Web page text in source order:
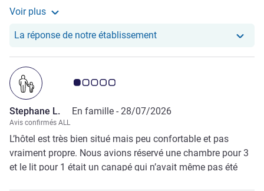
leur réfrigérateur. Petit déjeuner copieux et varié.
L'ascenseur est le point faible ( un seul qui n'accepte que
une personne et une valise en même temps ). Mais dans
l'ensemble , nous sommes très satisfaits du rapport qualité
/prix .
Voir plus
La réponse de notre établissementNotre hôtel a repondu au
Note Avis clients 1.0/5
Stephane L. En famille - 28/07/2026
Avis confirmés ALL
L’hôtel est très bien situé mais peu confortable et pas
vraiment propre. Nous avions réservé une chambre pour 3
et le lit pour 1 était un canapé qui n’avait même pas été